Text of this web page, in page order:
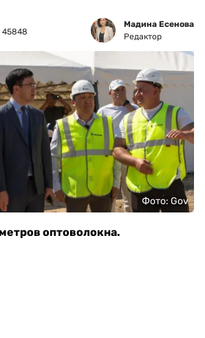
45848
Мадина Есенова
Редактор
Фото: Gov
оптоволокна.